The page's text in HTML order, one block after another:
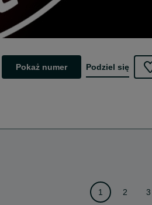
Podziel się
Pokaż numer
1 2 3